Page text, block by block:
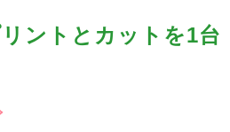
ントとカットを1台